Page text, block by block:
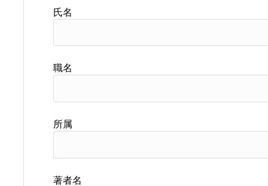
氏名
職名
所属
著者名